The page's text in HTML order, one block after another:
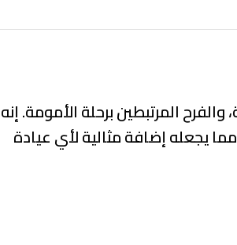
المرتبطين برحلة الأمومة. إنه
يجعله إضافة مثالية لأي عيادة